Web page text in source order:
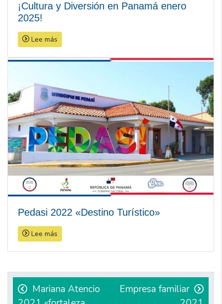
¡Cultura y Diversión en Panamá enero
2025!
Lee más
Pedasi 2022 «Destino Turístico»
Lee más
Navegación
de
Mariana Atencio
Empresa familiar